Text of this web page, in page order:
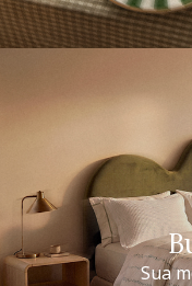
Sua